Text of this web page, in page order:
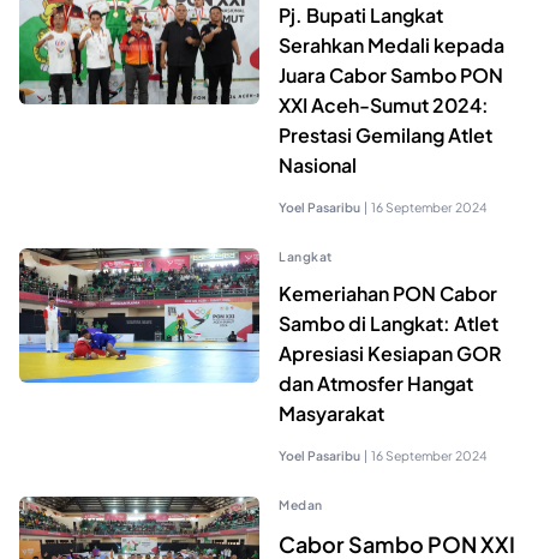
Pj. Bupati Langkat
Serahkan Medali kepada
Juara Cabor Sambo PON
XXI Aceh-Sumut 2024:
Prestasi Gemilang Atlet
Nasional
Yoel Pasaribu | 16 September 2024
Langkat
Kemeriahan PON Cabor
Sambo di Langkat: Atlet
Apresiasi Kesiapan GOR
dan Atmosfer Hangat
Masyarakat
Yoel Pasaribu | 16 September 2024
Medan
Cabor Sambo PON XXI